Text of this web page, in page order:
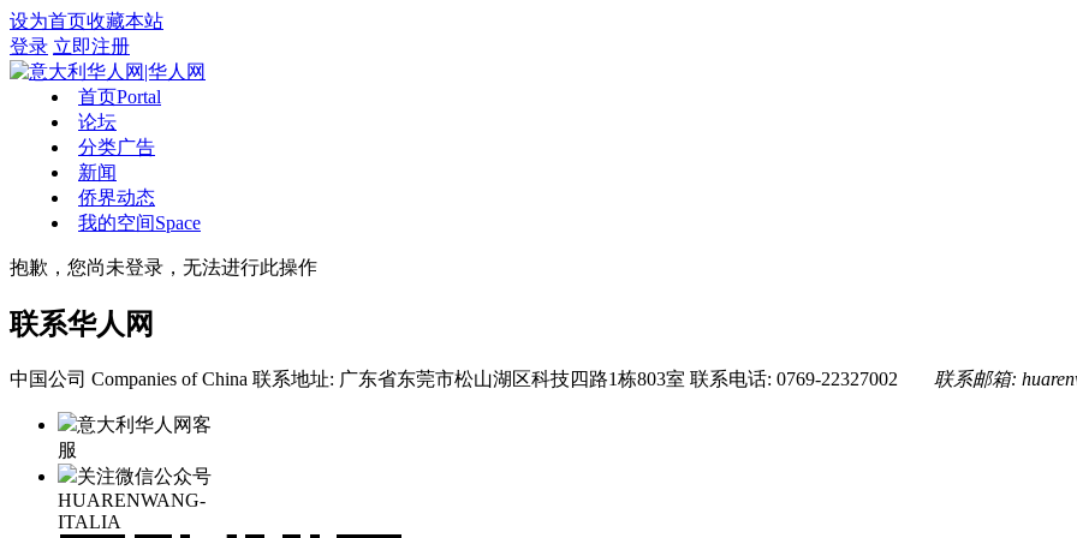
设为首页收藏本站
登录 立即注册
首页Portal
论坛
分类广告
新闻
侨界动态
我的空间Space
抱歉，您尚未登录，无法进行此操作
联系华人网
中国公司 Companies of China 联系地址: 广东省东莞市松山湖区科技四路1栋803室 联系电话: 0769-22327002 联系邮箱:
意大利华人网客
服
关注微信公众号
HUARENWANG-
ITALIA